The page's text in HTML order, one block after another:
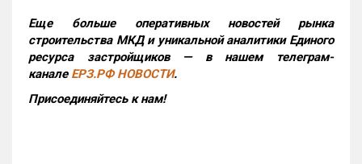
Еще больше оперативных новостей рынка
строительства МКД и уникальной аналитики Единого
ресурса застройщиков — в нашем телеграм-
канале ЕРЗ.РФ НОВОСТИ.
Присоединяйтесь к нам!